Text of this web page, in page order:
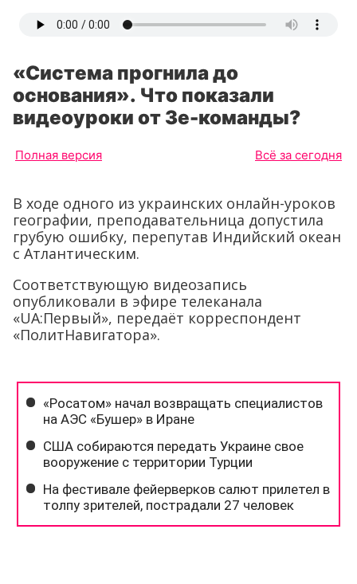
«Система прогнила до
основания». Что показали
видеоуроки от Зе-команды?
Полная версия Всё за сегодня
В ходе одного из украинских онлайн-уроков
географии, преподавательница допустила
грубую ошибку, перепутав Индийский океан
с Атлантическим.
Соответствующую видеозапись
опубликовали в эфире телеканала
«UA:Первый», передаёт корреспондент
«ПолитНавигатора».